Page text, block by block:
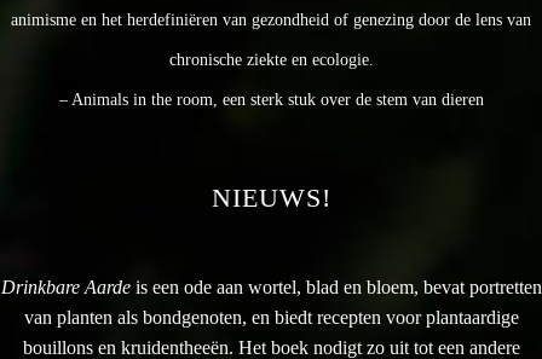
animisme en het herdefiniëren van gezondheid of genezing door de lens van
chronische ziekte en ecologie.
– Animals in the room, een sterk stuk over de stem van dieren
NIEUWS!
Drinkbare Aarde is een ode aan wortel, blad en bloem, bevat portretten
van planten als bondgenoten, en biedt recepten voor plantaardige
bouillons en kruidentheeën. Het boek nodigt zo uit tot een andere